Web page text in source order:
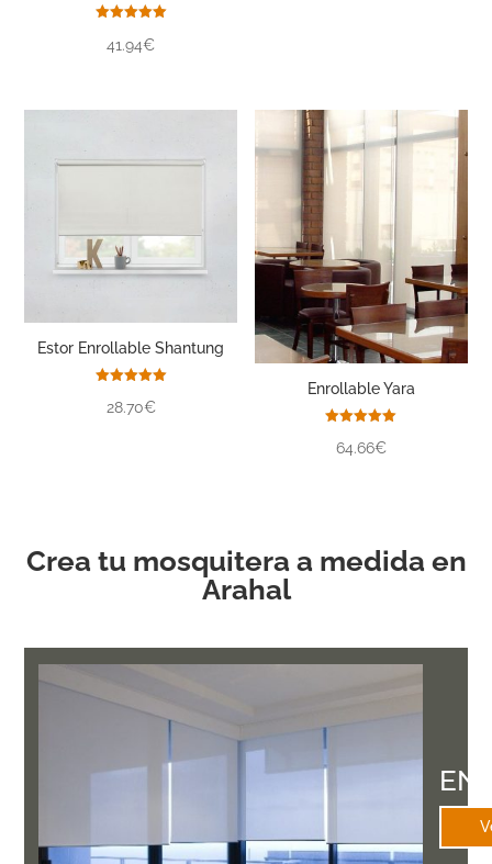
con
41.94€
Estor Enrollable Shantung
con
28.70€
Enrollable Yara
con
64.66€
Crea tu mosquitera a medida en
Arahal